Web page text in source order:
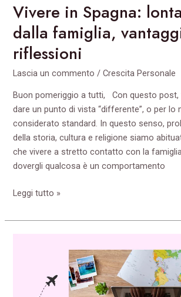
Vivere in Spagna:
dalla famiglia,
riflessioni
Lascia un commento /Crescita Personale
Buon pomeriggio a tutti, Con questo post,
dare un punto di vista “differente”, o per lo
considerato standard. In questo senso,
della storia, cultura e religione siamo
che vivere a stretto contatto con la
dovergli qualcosa è un comportamento
Leggi tutto »
all’estero